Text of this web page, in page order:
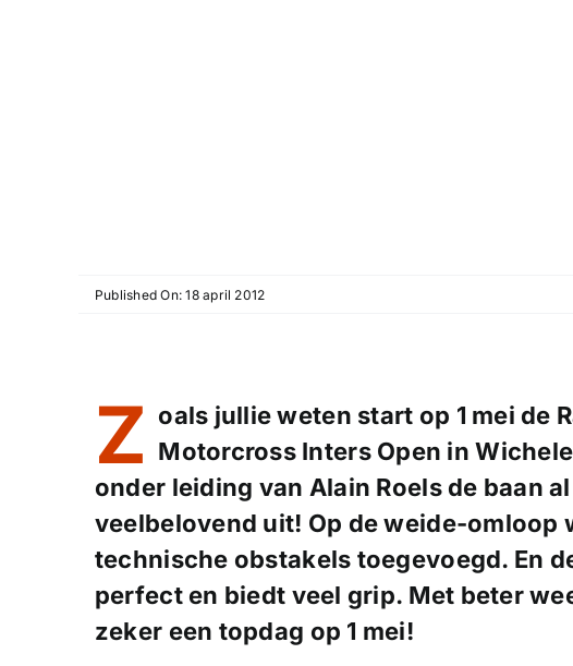
Published On: 18 april 2012
Z oals jullie weten start op 1 mei de
Motorcross Inters Open in
onder leiding van Alain Roels de baan
veelbelovend uit! Op de weide-
technische obstakels toegevoegd. En
perfect en biedt veel grip. Met beter
zeker een topdag op 1 mei!